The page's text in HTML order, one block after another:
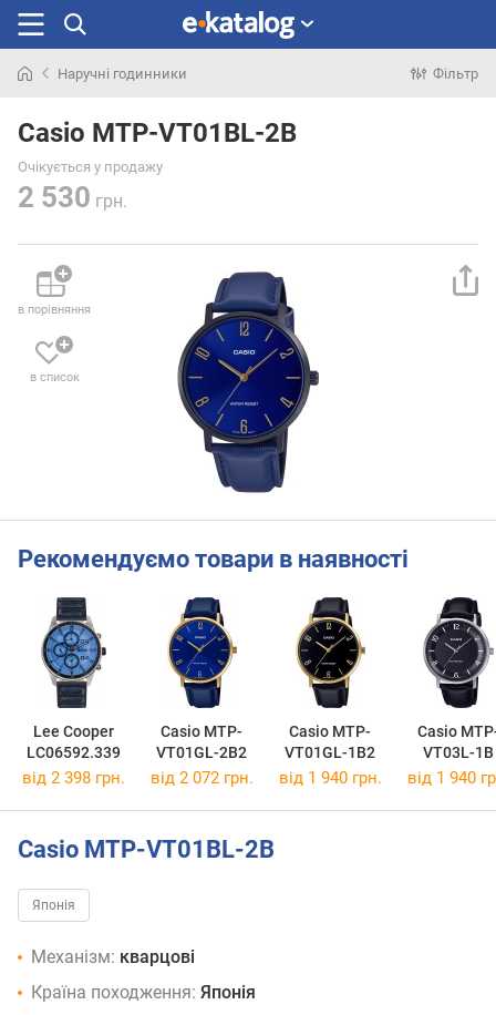
раніше
Наручні годинники Фільтр
Casio MTP-VT01BL-2B
Очікується у продажу
2 530 грн.
в порівняння
в список
Рекомендуємо товари в наявності
Lee Cooper
LC06592.339
Casio MTP-
VT01GL-2B2
Casio MTP-
VT01GL-1B2
Casio
VT03L-1B
від 2 398 грн. від 2 072 грн. від 1 940 грн. від 1 940
Casio MTP-VT01BL-2B
Японія
Механізм: кварцові
Країна походження: Японія